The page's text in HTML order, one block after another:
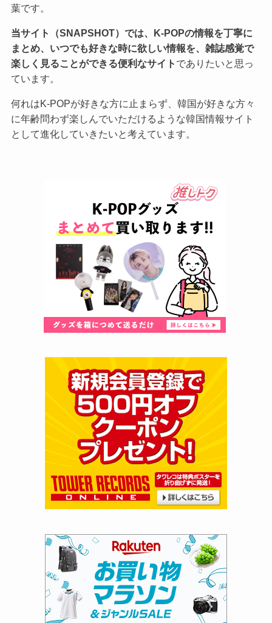
葉です。
当サイト（SNAPSHOT）では、K-POPの情報を丁寧に
まとめ、いつでも好きな時に欲しい情報を、雑誌感覚で
楽しく見ることができる便利なサイト でありたいと思っ
ています。
何れはK-POPが好きな方に止まらず、韓国が好きな方々
に年齢問わず楽しんでいただけるような韓国情報サイト
として進化していきたいと考えています。